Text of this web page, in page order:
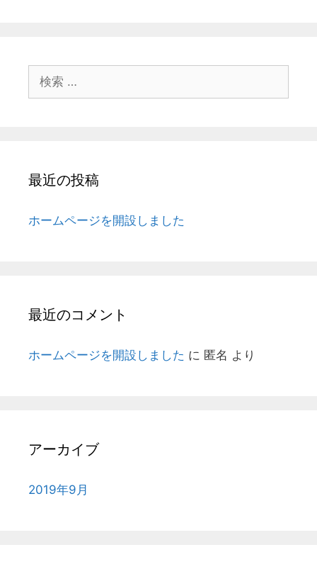
索:
最近の投稿
ホームページを開設しました
最近のコメント
ホームページを開設しました に 匿名 より
アーカイブ
2019年9月